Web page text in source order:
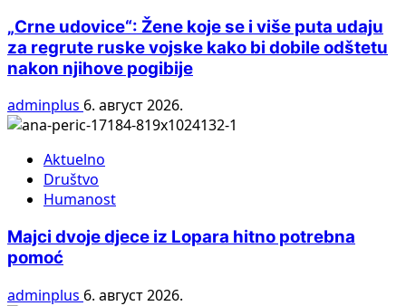
„Crne udovice“: Žene koje se i više puta udaju
za regrute ruske vojske kako bi dobile odštetu
nakon njihove pogibije
adminplus 6. август 2026.
Aktuelno
Društvo
Humanost
Majci dvoje djece iz Lopara hitno potrebna
pomoć
adminplus 6. август 2026.